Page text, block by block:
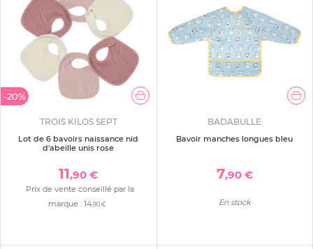
-20%
TROIS KILOS SEPT
Lot de 6 bavoirs naissance nid
d'abeille unis rose
11,90 €
Prix de vente conseillé par la
marque : 14,90 €
BADABULLE
Bavoir manches longues bleu
7,90 €
En stock